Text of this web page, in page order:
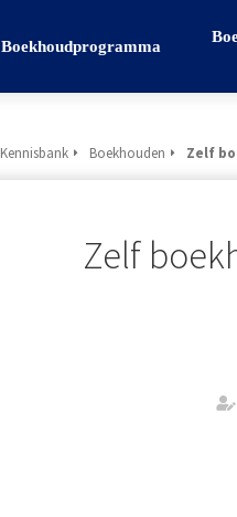
Boekhoudprogramma
Kennisbank Boekhouden Zelf
Zelf